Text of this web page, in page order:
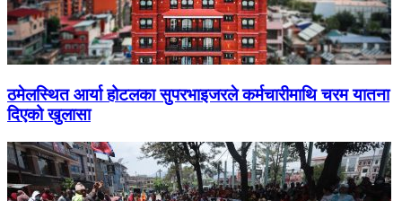
ठमेलस्थित आर्या होटलका सुपरभाइजरले कर्मचारीमाथि चरम यातना
दिएको खुलासा